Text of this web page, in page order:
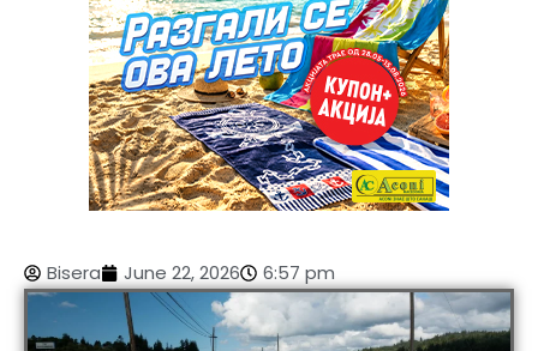
Bisera June 22, 2026 6:57 pm